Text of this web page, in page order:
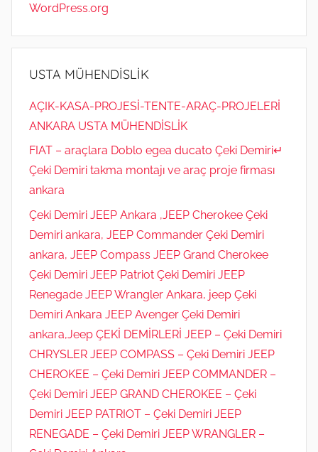
WordPress.org
USTA MÜHENDİSLİK
AÇIK-KASA-PROJESİ-TENTE-ARAÇ-PROJELERİ
ANKARA USTA MÜHENDİSLİK
FIAT – araçlara Doblo egea ducato Çeki Demiri↵
Çeki Demiri takma montajı ve araç proje firması
ankara
Çeki Demiri JEEP Ankara ,JEEP Cherokee Çeki
Demiri ankara, JEEP Commander Çeki Demiri
ankara, JEEP Compass JEEP Grand Cherokee
Çeki Demiri JEEP Patriot Çeki Demiri JEEP
Renegade JEEP Wrangler Ankara, jeep Çeki
Demiri Ankara JEEP Avenger Çeki Demiri
ankara,Jeep ÇEKİ DEMİRLERİ JEEP – Çeki Demiri
CHRYSLER JEEP COMPASS – Çeki Demiri JEEP
CHEROKEE – Çeki Demiri JEEP COMMANDER –
Çeki Demiri JEEP GRAND CHEROKEE – Çeki
Demiri JEEP PATRIOT – Çeki Demiri JEEP
RENEGADE – Çeki Demiri JEEP WRANGLER –